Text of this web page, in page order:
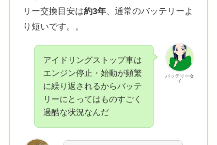
リー交換目安は約3年、通常のバッテリーよ
り短いです。 。
バッテリー女
子
アイドリングストップ車は
エンジン停止・始動が頻繁
に繰り返されるからバッテ
リーにとってはものすごく
過酷な状況なんだ